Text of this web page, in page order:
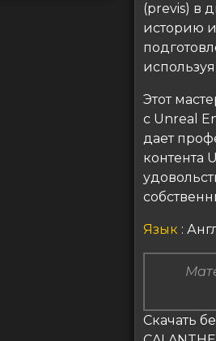
(previs) в
историю
Этот
с Unreal
дает
контента
Язык :
Скачать